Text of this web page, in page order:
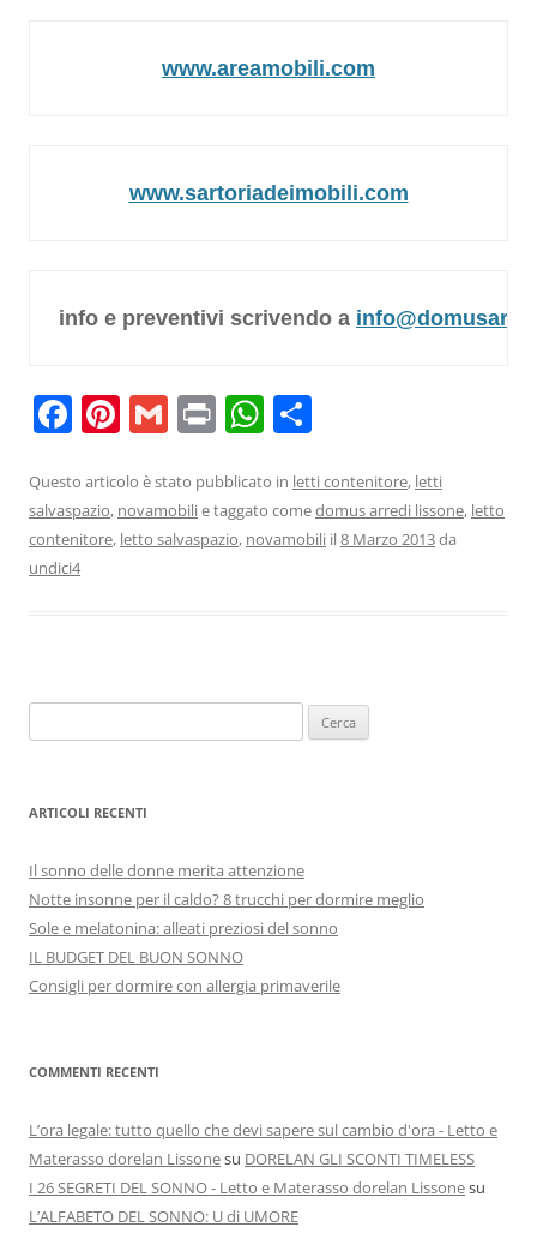
www.areamobili.com
www.sartoriadeimobili.com
info e preventivi scrivendo a
F
c
e
b
Pi
er
e
G
ai
l
Pr
t
W
at
s
n
di
Questo articolo è stato pubblicato in letti contenitore, letti
salvaspazio, novamobilie taggato comedomus arredi lissone, letto
contenitore, letto salvaspazio, novamobili il8 Marzo 2013da
undici4
per:
ARTICOLI RECENTI
Il sonno delle donne merita attenzione
Notte insonne per il caldo? 8 trucchi per dormire meglio
Sole e melatonina: alleati preziosi del sonno
IL BUDGET DEL BUON SONNO
Consigli per dormire con allergia primaverile
COMMENTI RECENTI
L’ora legale: tutto quello che devi sapere sul cambio d'ora - Letto e
Materasso dorelan Lissonesu DORELAN GLI SCONTI TIMELESS
I 26 SEGRETI DEL SONNO - Letto e Materasso dorelan Lissonesu
L’ALFABETO DEL SONNO: U di UMORE